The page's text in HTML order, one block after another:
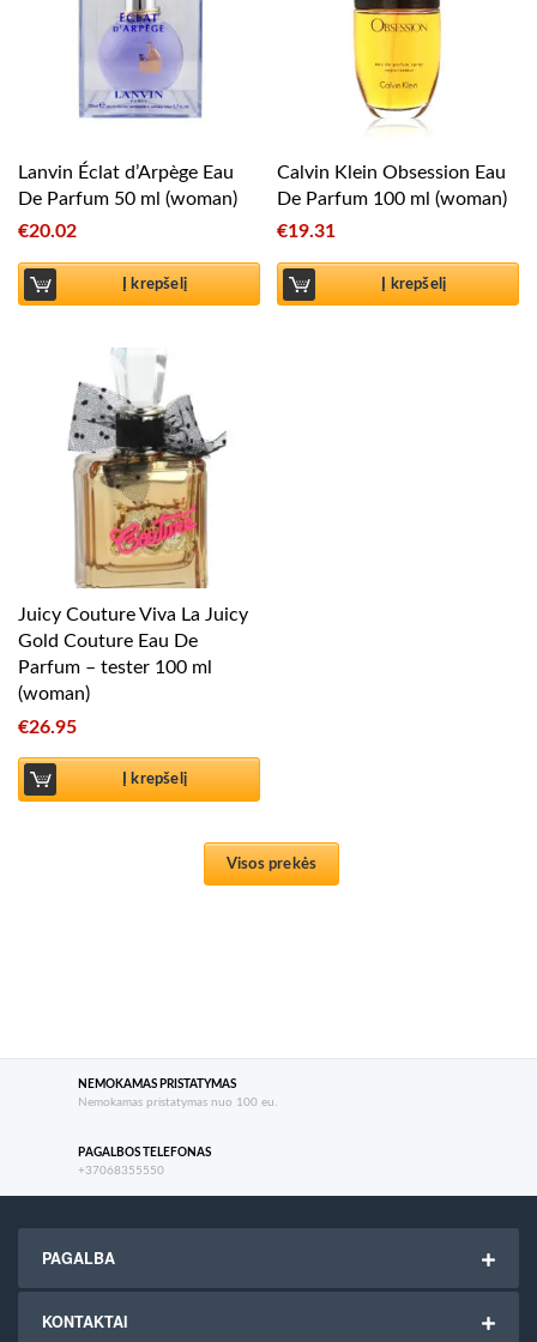
Lanvin Éclat d’Arpège Eau
De Parfum 50 ml (woman)
€20.02
Į krepšelį
Calvin Klein Obsession Eau
De Parfum 100 ml (woman)
€19.31
Į krepšelį
Juicy Couture Viva La Juicy
Gold Couture Eau De
Parfum – tester 100 ml
(woman)
€26.95
Į krepšelį
Visos prekės
NEMOKAMAS PRISTATYMAS
Nemokamas pristatymas nuo 100 eu.
PAGALBOS TELEFONAS
+37068355550
PAGALBA
KONTAKTAI